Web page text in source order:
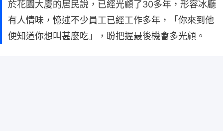
於花園大廈的居民說，已經光顧了30多年，形容冰廳
有人情味，憶述不少員工已經工作多年，「你來到他
便知道你想叫甚麼吃」，盼把握最後機會多光顧。